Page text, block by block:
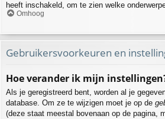
heeft inschakeld, om te zien welke
Omhoog
Gebruikersvoorkeuren en
Hoe verander ik mijn
Als je geregistreerd bent, worden al je
database. Om ze te wijzigen moet je op de
(deze staat meestal bovenaan op de pagina,